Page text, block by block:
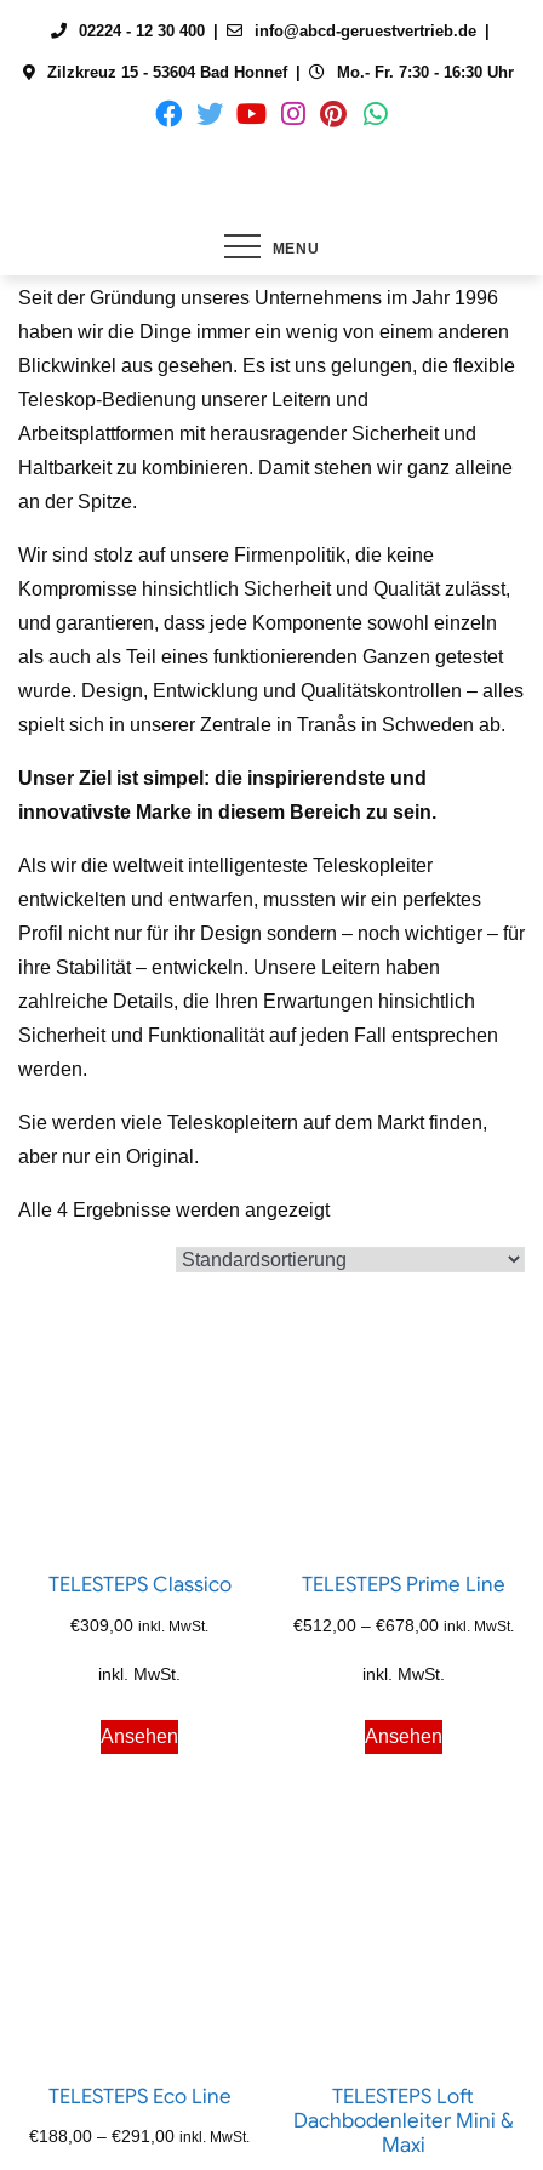
content
02224 - 12 30 400 info@abcd-geruestvertrieb.de
Zilzkreuz 15 - 53604 Bad Honnef Mo.- Fr. 7:30 - 16:30 Uhr
MENU
Seit der Gründung unseres Unternehmens im Jahr 1996
haben wir die Dinge immer ein wenig von einem anderen
Blickwinkel aus gesehen. Es ist uns gelungen, die flexible
Teleskop-Bedienung unserer Leitern und
Arbeitsplattformen mit herausragender Sicherheit und
Haltbarkeit zu kombinieren. Damit stehen wir ganz alleine
an der Spitze.
Wir sind stolz auf unsere Firmenpolitik, die keine
Kompromisse hinsichtlich Sicherheit und Qualität zulässt,
und garantieren, dass jede Komponente sowohl einzeln
als auch als Teil eines funktionierenden Ganzen getestet
wurde. Design, Entwicklung und Qualitätskontrollen – alles
spielt sich in unserer Zentrale in Tranås in Schweden ab.
Unser Ziel ist simpel: die inspirierendste und
innovativste Marke in diesem Bereich zu sein.
Als wir die weltweit intelligenteste Teleskopleiter
entwickelten und entwarfen, mussten wir ein perfektes
Profil nicht nur für ihr Design sondern – noch wichtiger – für
ihre Stabilität – entwickeln. Unsere Leitern haben
zahlreiche Details, die Ihren Erwartungen hinsichtlich
Sicherheit und Funktionalität auf jeden Fall entsprechen
werden.
Sie werden viele Teleskopleitern auf dem Markt finden,
aber nur ein Original.
Alle 4 Ergebnisse werden angezeigt
TELESTEPS Classico
€309,00 inkl. MwSt.
inkl. MwSt.
Ansehen
TELESTEPS Prime Line
€512,00– €678,00 inkl. MwSt.
inkl. MwSt.
Ansehen
TELESTEPS Eco Line
€188,00 –€291,00 inkl. MwSt.
TELESTEPS Loft
Dachbodenleiter Mini &
Maxi